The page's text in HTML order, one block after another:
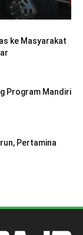
ke Masyarakat
Program Mandiri
Pertamina